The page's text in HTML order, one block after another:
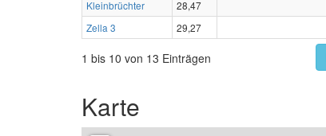
Kleinbrüchter
28,47
Zella 3
29,27
1 bis 10 von 13 Einträgen
Karte